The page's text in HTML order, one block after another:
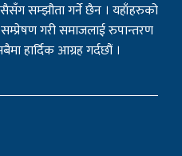
सम्झौता गर्ने छैन । यहाँहरुको
गरी समाजलाई रुपान्तरण
हार्दिक आग्रह गर्दछौं ।